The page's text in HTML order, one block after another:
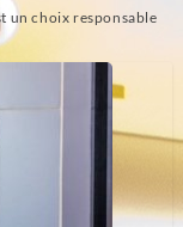
un choix responsable